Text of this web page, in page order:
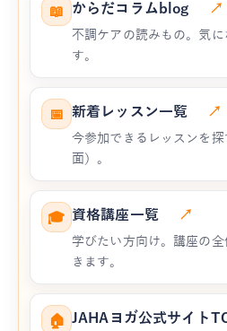
📖 からだコラムblog ↗
不調ケアの読みもの。気
す。
📅 新着レッスン一覧 ↗
今参加できるレッスンを
面）。
🎓 資格講座一覧 ↗
学びたい方向け。講座の
きます。
🏠 JAHAヨガ公式サイト